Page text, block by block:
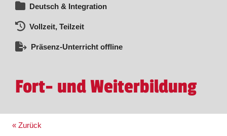
Deutsch & Integration
Vollzeit, Teilzeit
Präsenz-Unterricht offline
Fort- und Weiterbildung
« Zurück